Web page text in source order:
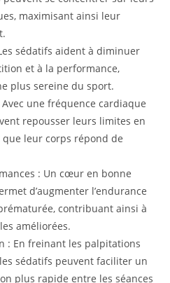
maximisant ainsi leur
sédatifs aident à diminuer
et à la performance,
plus sereine du sport.
une fréquence cardiaque
repousser leurs limites en
leur corps répond de
: Un cœur en bonne
d’augmenter l’endurance
contribuant ainsi à
améliorées.
: En freinant les palpitations
sédatifs peuvent faciliter un
plus rapide entre les séances